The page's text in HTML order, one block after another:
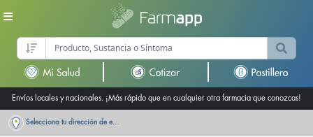
Envíos locales y nacionales. ¡Más rápido que en cualquier otra farmacia que conozcas!
Selecciona tu dirección de entrega